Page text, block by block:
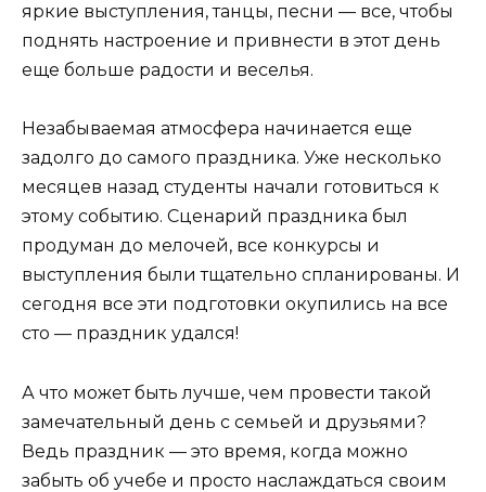
яркие выступления, танцы, песни — все, чтобы
поднять настроение и привнести в этот день
еще больше радости и веселья.
Незабываемая атмосфера начинается еще
задолго до самого праздника. Уже несколько
месяцев назад студенты начали готовиться к
этому событию. Сценарий праздника был
продуман до мелочей, все конкурсы и
выступления были тщательно спланированы. И
сегодня все эти подготовки окупились на все
сто — праздник удался!
А что может быть лучше, чем провести такой
замечательный день с семьей и друзьями?
Ведь праздник — это время, когда можно
забыть об учебе и просто наслаждаться своим